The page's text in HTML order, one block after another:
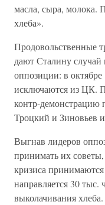
масла, сыра, молока.
хлеба».
Продовольственные
дают Сталину случай
оппозиции: в
исключаются из ЦК.
контр-демонстрацию
Троцкий и Зиновьев
Выгнав лидеров
принимать их
кризиса
направляется 30
выколачивания